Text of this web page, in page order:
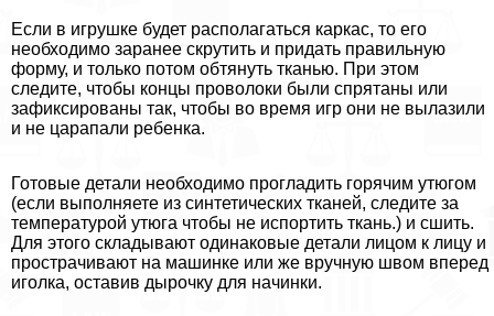
Если в игрушке будет располагаться каркас, то его
необходимо заранее скрутить и придать правильную
форму, и только потом обтянуть тканью. При этом
следите, чтобы концы проволоки были спрятаны или
зафиксированы так, чтобы во время игр они не вылазили
и не царапали ребенка.
Готовые детали необходимо прогладить горячим утюгом
(если выполняете из синтетических тканей, следите за
температурой утюга чтобы не испортить ткань.) и сшить.
Для этого складывают одинаковые детали лицом к лицу и
прострачивают на машинке или же вручную швом вперед
иголка, оставив дырочку для начинки.